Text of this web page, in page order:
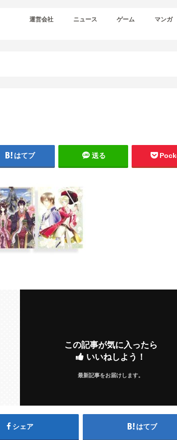
運営会社 ニュース ゲーム マンガ
はてブ 送る
この記事が気に入ったら
いいねしよう！
最新記事をお届けします。
シェア はてブ